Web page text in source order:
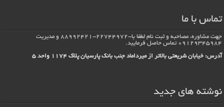
تماس با ما
جهت مشاوره، مصاحبه و ثبت نام لطفا با-22744972-88992421 و مدیریت
09129345984 تماس حاصل فرماييد.
آدرس: خیابان شریعتی بالاتر از میرداماد جنب بانک پارسیان پلاک 1174 واحد 5
نوشته های جدید